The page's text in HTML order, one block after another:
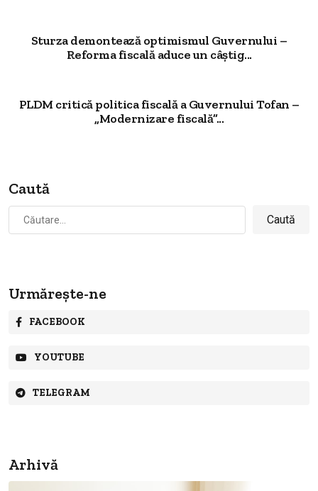
Sturza demontează optimismul Guvernului –
Reforma fiscală aduce un câștig...
PLDM critică politica fiscală a Guvernului Tofan –
„Modernizare fiscală”...
Caută
Caută
după:
Urmărește-ne
FACEBOOK
YOUTUBE
TELEGRAM
Arhivă